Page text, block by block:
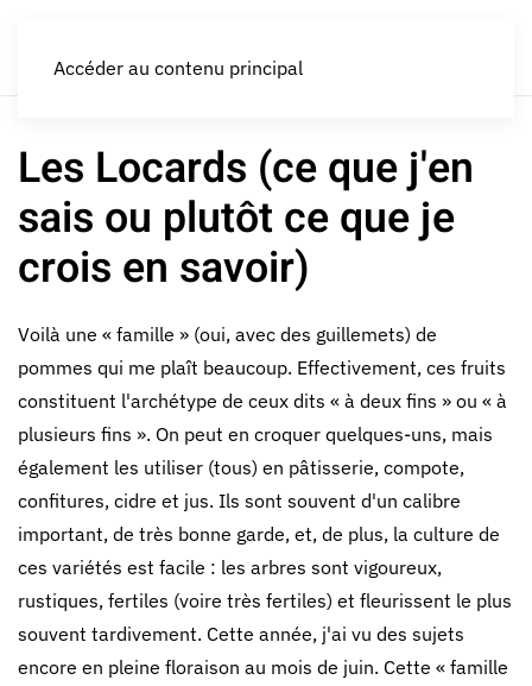
Accéder au contenu principal
Les Locards (ce que j'en
sais ou plutôt ce que je
crois en savoir)
Voilà une « famille » (oui, avec des guillemets) de
pommes qui me plaît beaucoup. Effectivement, ces fruits
constituent l'archétype de ceux dits « à deux fins » ou « à
plusieurs fins ». On peut en croquer quelques-uns, mais
également les utiliser (tous) en pâtisserie, compote,
confitures, cidre et jus. Ils sont souvent d'un calibre
important, de très bonne garde, et, de plus, la culture de
ces variétés est facile : les arbres sont vigoureux,
rustiques, fertiles (voire très fertiles) et fleurissent le plus
souvent tardivement. Cette année, j'ai vu des sujets
encore en pleine floraison au mois de juin. Cette « famille